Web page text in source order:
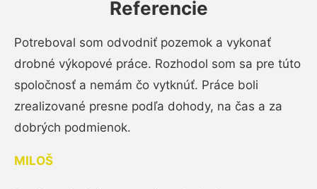
Referencie
Potreboval som odvodniť pozemok a vykonať
drobné výkopové práce. Rozhodol som sa pre túto
spoločnosť a nemám čo vytknúť. Práce boli
zrealizované presne podľa dohody, na čas a za
dobrých podmienok.
MILOŠ